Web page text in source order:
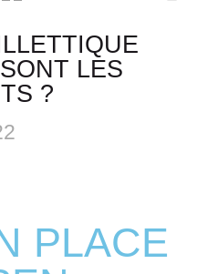
LES
?
PLACE